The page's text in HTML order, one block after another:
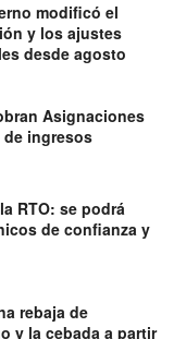
modificó el
y los ajustes
desde agosto
Asignaciones
ingresos
RTO: se podrá
de confianza y
rebaja de
y la cebada a partir